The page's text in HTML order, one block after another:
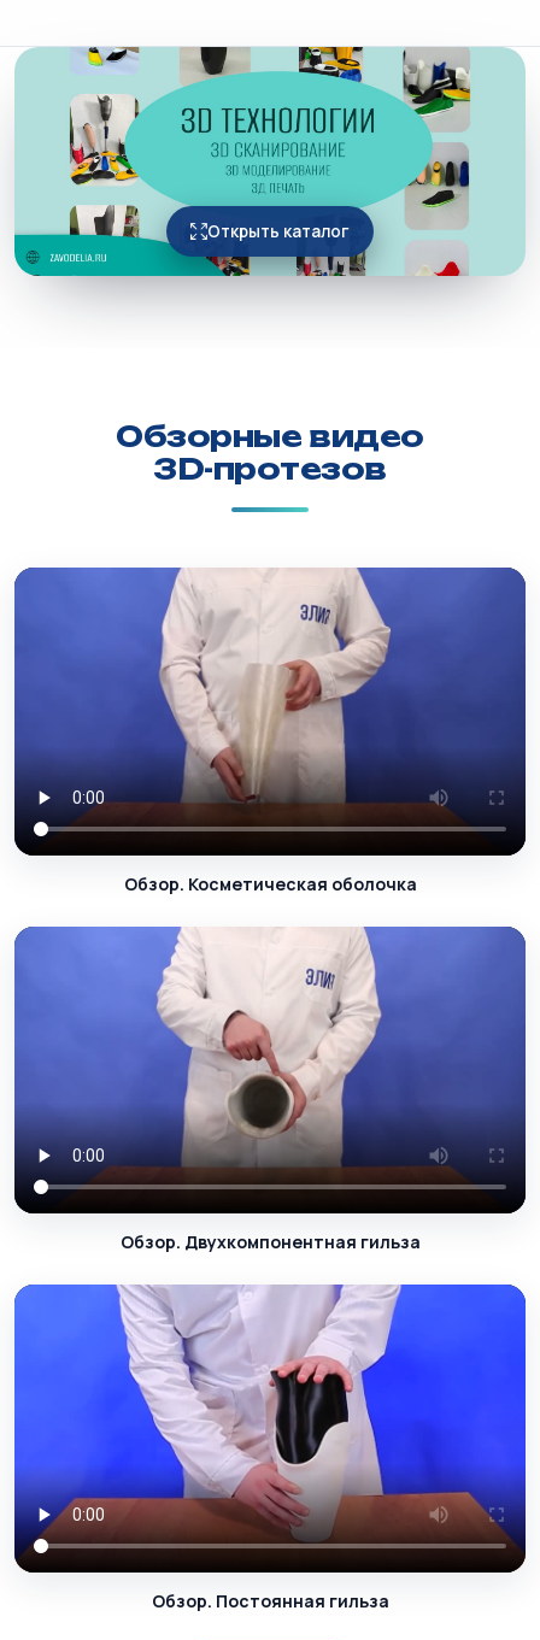
Открыть каталог
Обзорные видео
3D-протезов
Обзор. Косметическая оболочка
Обзор. Двухкомпонентная гильза
Обзор. Постоянная гильза